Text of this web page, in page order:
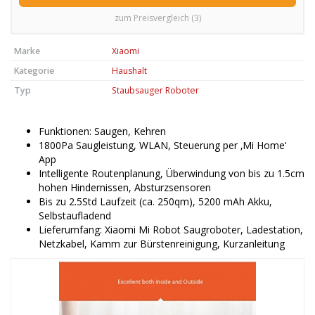
zum Preisvergleich (3)
Marke
Xiaomi
Kategorie
Haushalt
Typ
Staubsauger Roboter
Funktionen: Saugen, Kehren
1800Pa Saugleistung, WLAN, Steuerung per ‚Mi Home‘
App
Intelligente Routenplanung, Überwindung von bis zu 1.5cm
hohen Hindernissen, Absturzsensoren
Bis zu 2.5Std Laufzeit (ca. 250qm), 5200 mAh Akku,
Selbstaufladend
Lieferumfang: Xiaomi Mi Robot Saugroboter, Ladestation,
Netzkabel, Kamm zur Bürstenreinigung, Kurzanleitung